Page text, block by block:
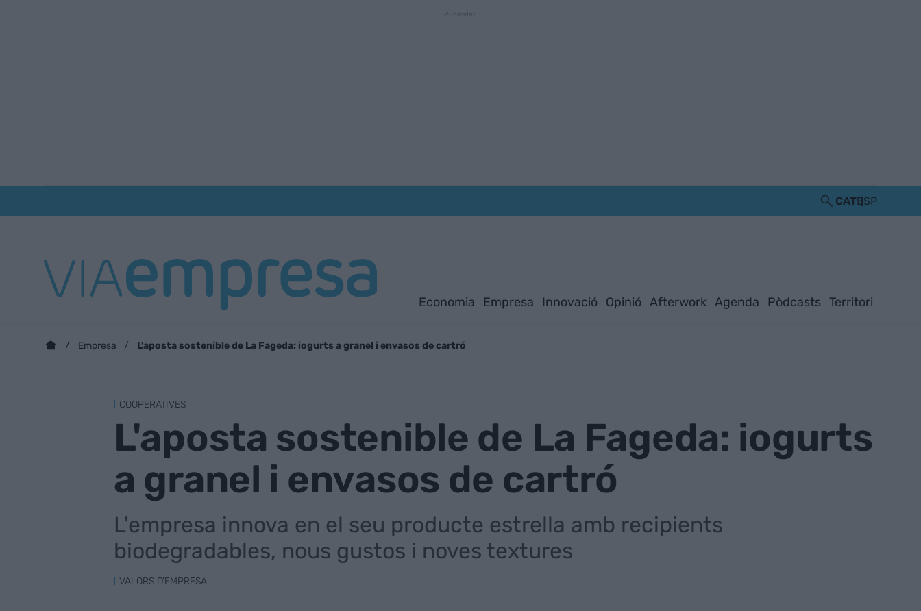
CATESP
Economia Empresa Innovació Opinió Afterwork Agenda Pòdcasts Territori
Empresa L'aposta sostenible de La Fageda: iogurts a granel i envasos de cartró
COOPERATIVES
L'aposta sostenible de La Fageda: iogurts
a granel i envasos de cartró
L'empresa innova en el seu producte estrella amb recipients
biodegradables, nous gustos i noves textures
VALORS D'EMPRESA